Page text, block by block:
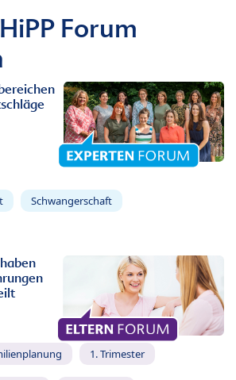
Forum
Schwangerschaft
1. Trimester